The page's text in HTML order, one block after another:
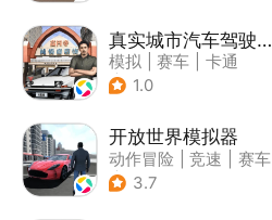
真实城市汽车驾驶3D
模拟 赛车
卡通
| 竞速
1.0
开放世界模拟器
动作冒险 竞速
赛车
| 开放世界
3.7